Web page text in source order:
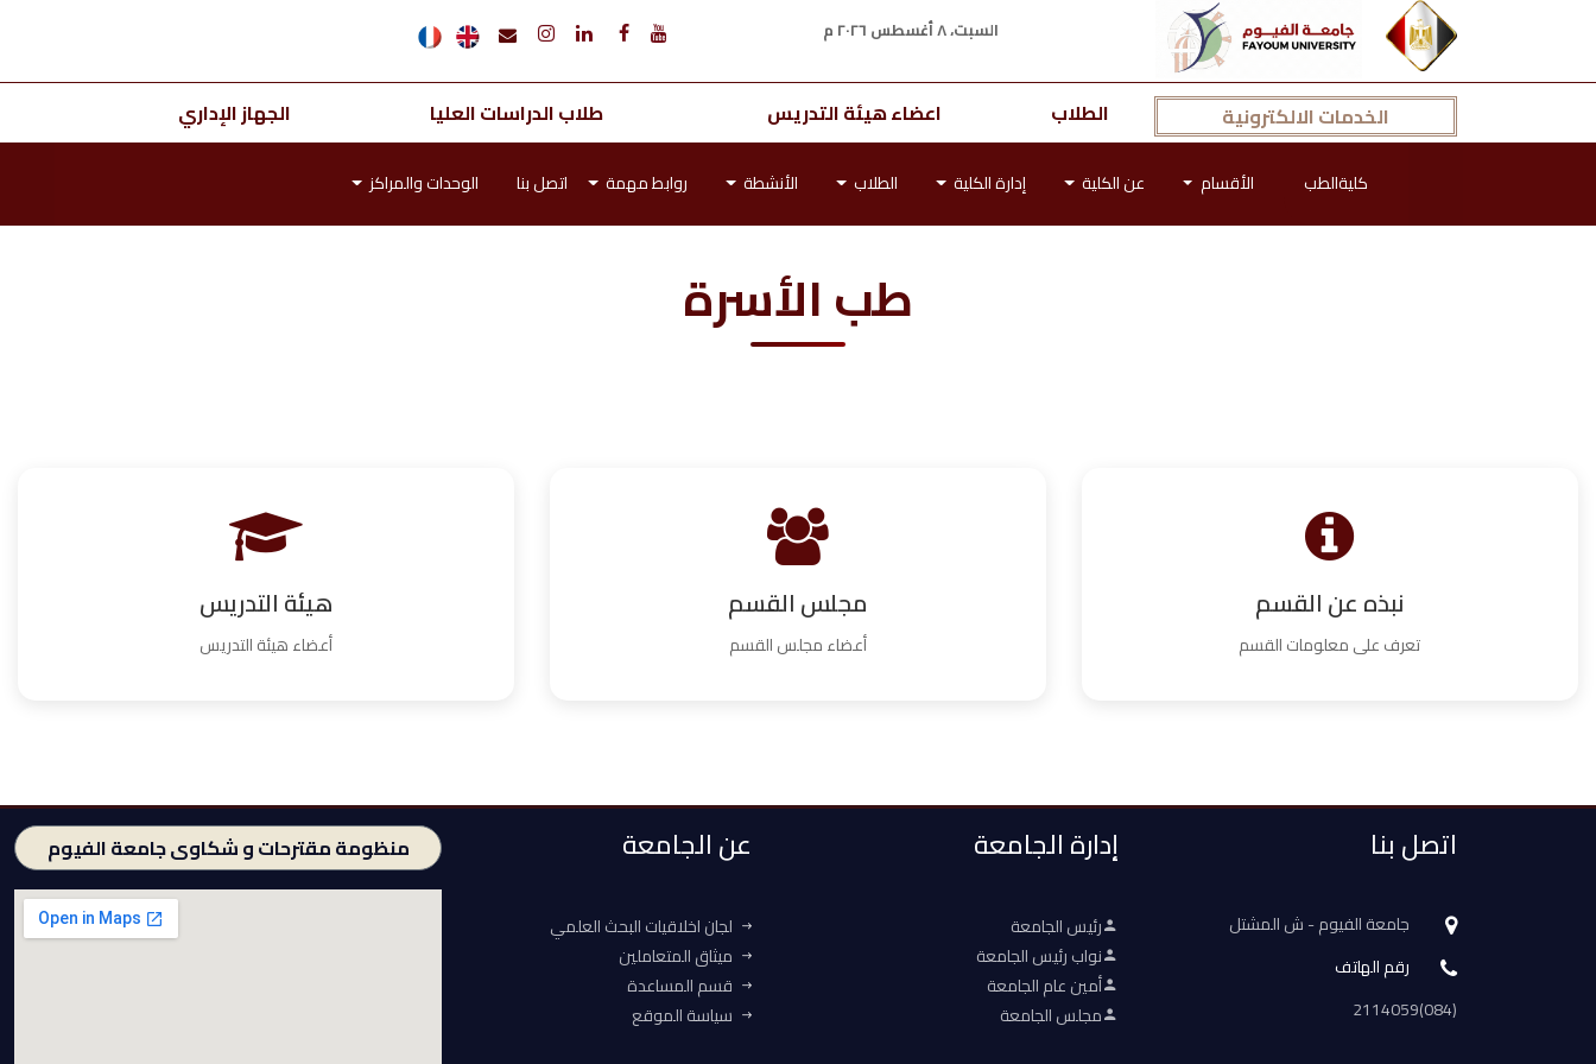
السبت، ٨ أغسطس ٢٠٢٦ م
الخدمات الالكترونية الطلاب اعضاء هيئة التدريس طلاب الدراسات العليا الجهاز الإداري
كليةالطب الأقسام عن الكلية إدارة الكلية الطلاب الأنشطة روابط مهمة اتصل بنا الوحدات والمراكز
طب الأسرة
هيئة التدريس
أعضاء هيئة التدريس
مجلس القسم
أعضاء مجلس القسم
نبذه عن القسم
تعرف على معلومات القسم
اتصل بنا
جامعة الفيوم - ش المشتل
رقم الهاتف
(084)2114059
إدارة الجامعة
رئيس الجامعة
نواب رئيس الجامعة
أمين عام الجامعة
مجلس الجامعة
عن الجامعة
لجان اخلاقيات البحث العلمي
ميثاق المتعاملين
قسم المساعدة
سياسة الموقع
منظومة مقترحات و شكاوى جامعة الفيوم